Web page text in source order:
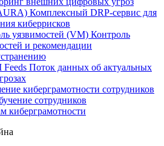
Комплексный DRP-сервис для
киберрисков
уязвимостей (VM) Контроль
и рекомендации
Feeds Поток данных об актуальных
киберграмотности сотрудников
сотрудников
киберграмотности